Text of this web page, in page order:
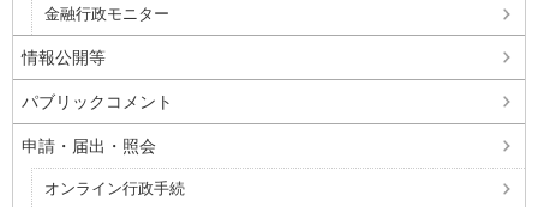
金融行政モニター
情報公開等
パブリックコメント
申請・届出・照会
オンライン行政手続